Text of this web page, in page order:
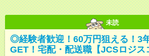
未読
◎経験者歓迎！60万円狙える！3
GET！宅配・配送職【JCSロジス